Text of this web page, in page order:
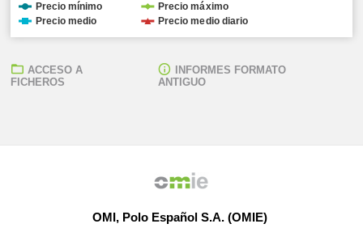
Precio mínimo
Precio máximo
Precio medio
Precio medio diario
ACCESO A
FICHEROS
INFORMES FORMATO
ANTIGUO
OMI, Polo Español S.A. (OMIE)